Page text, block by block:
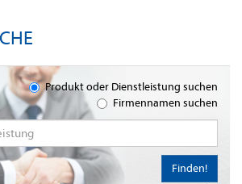
Produkt oder Dienstleistung suchen
Firmennamen suchen
Finden!